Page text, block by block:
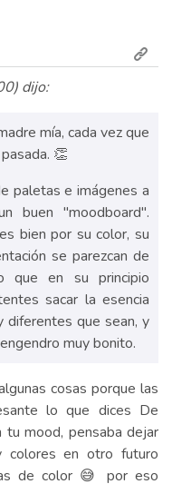
dijo:
mía, cada vez que
👏
paletas e imágenes a
buen "moodboard".
bien por su color, su
se parezcan de
que en su principio
sacar la esencia
diferentes que sean, y
muy bonito.
cosas porque las
lo que dices De
tu mood, pensaba dejar
en otro futuro
de color 😅 por eso